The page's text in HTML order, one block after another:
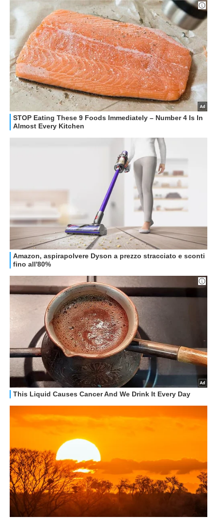
GUIDE ALL'ACQUISTO